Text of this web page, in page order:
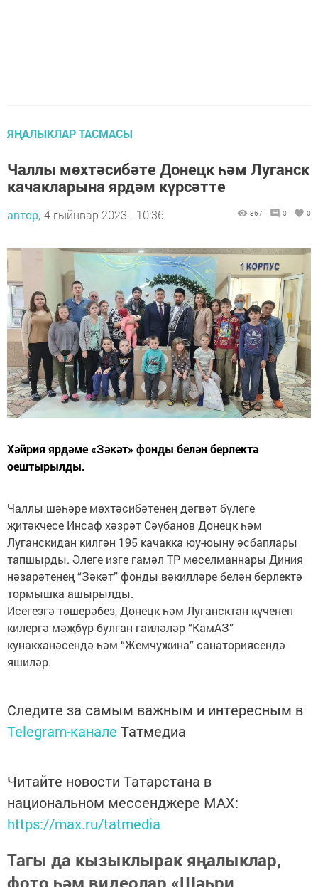
ЯҢАЛЫКЛАР ТАСМАСЫ
Чаллы мөхтәсибәте Донецк һәм Луганск
качакларына ярдәм күрсәтте
автор, 4 гыйнвар 2023 - 10:36 867 0 0
Хәйрия ярдәме «Зәкәт» фонды белән берлектә
оештырылды.
Чаллы шәһәре мөхтәсибәтенең дәгвәт бүлеге
җитәкчесе Инсаф хәзрәт Сәүбанов Донецк һәм
Луганскидан килгән 195 качакка юу-юыну әсбаплары
тапшырды. Әлеге изге гамәл ТР мөселманнары Диния
нәзарәтенең “Зәкәт” фонды вәкилләре белән берлектә
тормышка ашырылды.
Исегезгә төшерәбез, Донецк һәм Лугансктан күченеп
килергә мәҗбүр булган гаиләләр “КамАЗ”
кунакханәсендә һәм “Жемчужина” санаториясендә
яшиләр.
Следите за самым важным и интересным в
Telegram-канале Татмедиа
Читайте новости Татарстана в
национальном мессенджере MАХ:
https://max.ru/tatmedia
Тагы да кызыклырак яңалыклар,